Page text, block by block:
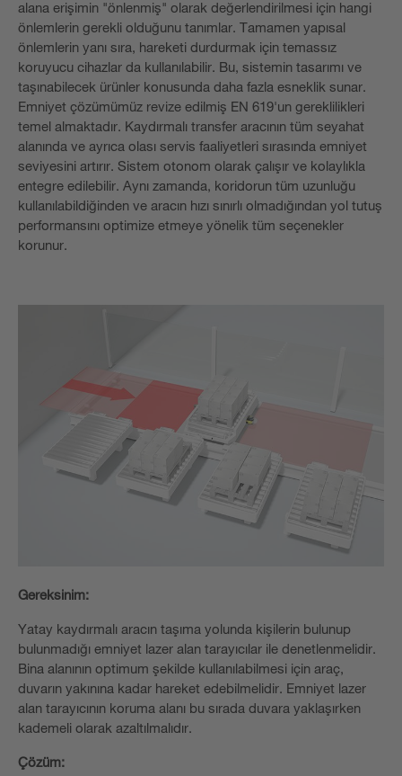
alana erişimin "önlenmiş" olarak değerlendirilmesi için hangi
önlemlerin gerekli olduğunu tanımlar. Tamamen yapısal
önlemlerin yanı sıra, hareketi durdurmak için temassız
koruyucu cihazlar da kullanılabilir. Bu, sistemin tasarımı ve
taşınabilecek ürünler konusunda daha fazla esneklik sunar.
Emniyet çözümümüz revize edilmiş EN 619'un gereklilikleri
temel almaktadır. Kaydırmalı transfer aracının tüm seyahat
alanında ve ayrıca olası servis faaliyetleri sırasında emniyet
seviyesini artırır. Sistem otonom olarak çalışır ve kolaylıkla
entegre edilebilir. Aynı zamanda, koridorun tüm uzunluğu
kullanılabildiğinden ve aracın hızı sınırlı olmadığından yol tutuş
performansını optimize etmeye yönelik tüm seçenekler
korunur.
Gereksinim:
Yatay kaydırmalı aracın taşıma yolunda kişilerin bulunup
bulunmadığı emniyet lazer alan tarayıcılar ile denetlenmelidir.
Bina alanının optimum şekilde kullanılabilmesi için araç,
duvarın yakınına kadar hareket edebilmelidir. Emniyet lazer
alan tarayıcının koruma alanı bu sırada duvara yaklaşırken
kademeli olarak azaltılmalıdır.
Çözüm: